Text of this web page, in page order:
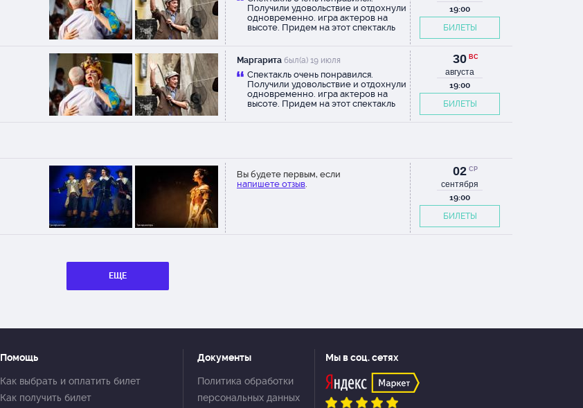
Получили удовольствие и отдохнули
одновременно. игра актеров на
высоте. Придем на этот спектакль
19:00
БИЛЕТЫ
Маргарита был(а) 19 июля
Спектакль очень понравился.
Получили удовольствие и отдохнули
одновременно. игра актеров на
высоте. Придем на этот спектакль
30 ВС
августа
19:00
БИЛЕТЫ
Вы будете первым, если
напишете отзыв.
02 СР
сентября
19:00
БИЛЕТЫ
ЕЩЕ
Помощь
Как выбрать и оплатить билет
Как получить билет
Документы
Политика обработки
персональных данных
Мы в соц. сетях